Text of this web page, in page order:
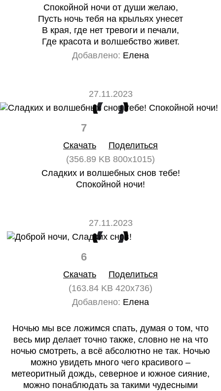
Спокойной ночи от души желаю,
Пусть ночь тебя на крыльях унесет
В края, где нет тревоги и печали,
Где красота и волшебство живет.
Добавлено: Елена
27.11.2023
7
Скачать
Поделиться
(356.89 KB 800x1015)
Сладких и волшебных снов тебе!
Спокойной ночи!
27.11.2023
6
Скачать
Поделиться
(163.84 KB 420x736)
Добавлено: Елена
Ночью мы все ложимся спать, думая о том, что
весь мир делает точно также, словно не на что
ночью смотреть, а всё абсолютно не так. Ночью
можно увидеть много чего красивого –
метеоритный дождь, северное и южное сияние,
можно понаблюдать за такими чудесными